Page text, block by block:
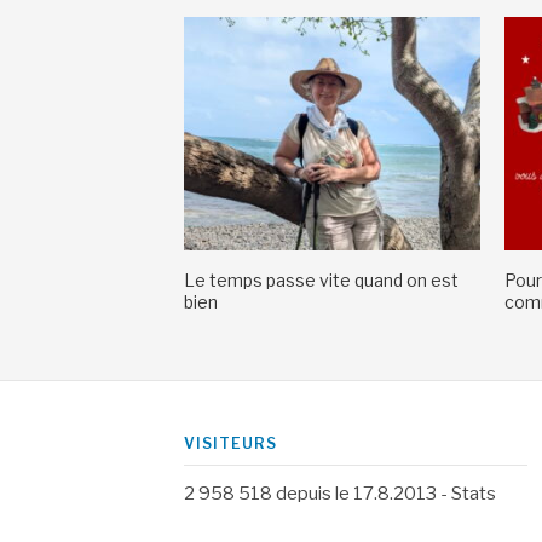
Le temps passe vite quand on est
bien
VISITEURS
2 958 518 depuis le 17.8.2013 - Stats